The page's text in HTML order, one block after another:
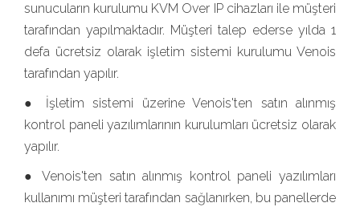
sunucuların kurulumu KVM Over IP cihazları ile müşteri
tarafından yapılmaktadır. Müşteri talep ederse yılda 1
defa ücretsiz olarak işletim sistemi kurulumu Venois
tarafından yapılır.
● İşletim sistemi üzerine Venois'ten satın alınmış
kontrol paneli yazılımlarının kurulumları ücretsiz olarak
yapılır.
● Venois'ten satın alınmış kontrol paneli yazılımları
kullanımı müşteri tarafından sağlanırken, bu panellerde